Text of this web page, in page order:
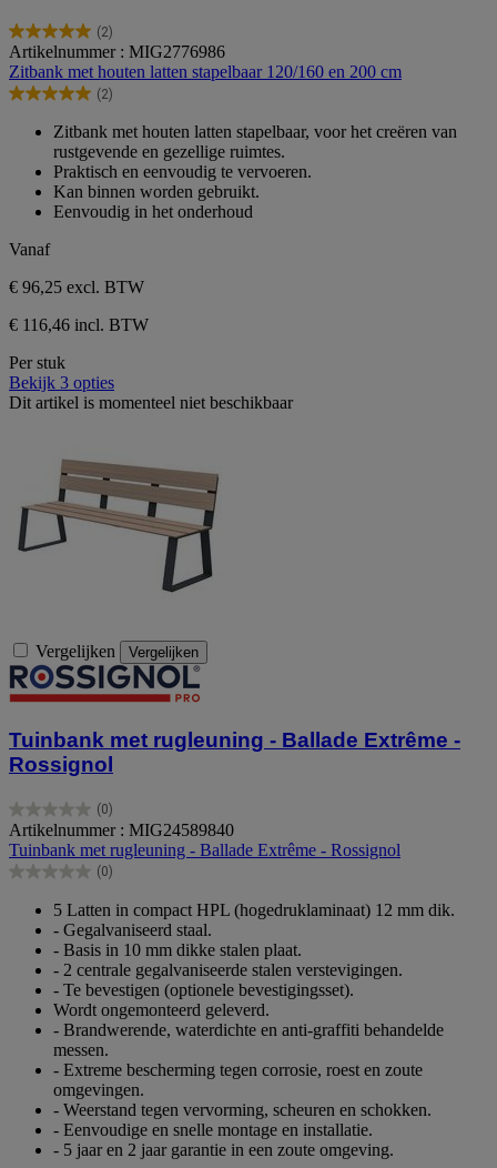
(2)
5.0
van
de
5
beoordelingen
Artikelnummer : MIG2776986
Zitbank met houten latten stapelbaar 120/160 en 200 cm
(2)
5.0
sterren.
beoordelingen
Zitbank met houten latten stapelbaar, voor het creëren van
rustgevende en gezellige ruimtes.
Praktisch en eenvoudig te vervoeren.
Kan binnen worden gebruikt.
Eenvoudig in het onderhoud
Vanaf
€ 96,25 excl. BTW
€ 116,46 incl. BTW
Per stuk
Bekijk 3 opties
Dit artikel is momenteel niet beschikbaar
Vergelijken Vergelijken
Tuinbank met rugleuning - Ballade Extrême -
Rossignol
(0)
0.0
van
de
5
Artikelnummer : MIG24589840
Tuinbank met rugleuning - Ballade Extrême - Rossignol
(0)
0.0
sterren.
5 Latten in compact HPL (hogedruklaminaat) 12 mm dik.
- Gegalvaniseerd staal.
- Basis in 10 mm dikke stalen plaat.
- 2 centrale gegalvaniseerde stalen verstevigingen.
- Te bevestigen (optionele bevestigingsset).
Wordt ongemonteerd geleverd.
- Brandwerende, waterdichte en anti-graffiti behandelde
messen.
- Extreme bescherming tegen corrosie, roest en zoute
omgevingen.
- Weerstand tegen vervorming, scheuren en schokken.
- Eenvoudige en snelle montage en installatie.
- 5 jaar en 2 jaar garantie in een zoute omgeving.